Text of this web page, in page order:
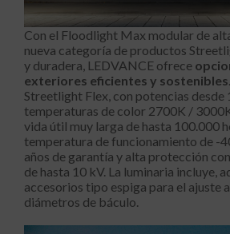
Con el Floodlight Max modular de
nueva categoría de productos
y duradera, LEDVANCE ofrece
exteriores eficientes y sostenibles
Streetlight Flex, con potencias desde
temperaturas de color 2700K /
vida útil muy larga de hasta 100.000
temperatura de funcionamiento de -
años de garantía y alta protección
de hasta 10 kV. La luminaria incluye,
accesorios tipo espiga para el ajuste
diámetros de báculo.